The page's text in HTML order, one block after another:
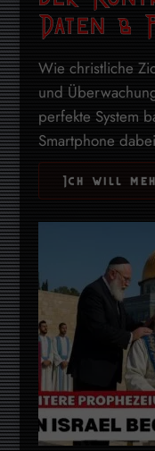
Daten &
Wie christliche
und
perfekte System
Smartphone
Ich will